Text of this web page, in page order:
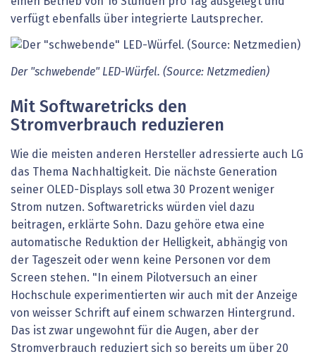
verfügt ebenfalls über integrierte Lautsprecher.
Der "schwebende" LED-Würfel. (Source: Netzmedien)
Mit Softwaretricks den
Stromverbrauch reduzieren
Wie die meisten anderen Hersteller adressierte auch LG
das Thema Nachhaltigkeit. Die nächste Generation
seiner OLED-Displays soll etwa 30 Prozent weniger
Strom nutzen. Softwaretricks würden viel dazu
beitragen, erklärte Sohn. Dazu gehöre etwa eine
automatische Reduktion der Helligkeit, abhängig von
der Tageszeit oder wenn keine Personen vor dem
Screen stehen. "In einem Pilotversuch an einer
Hochschule experimentierten wir auch mit der Anzeige
von weisser Schrift auf einem schwarzen Hintergrund.
Das ist zwar ungewohnt für die Augen, aber der
Stromverbrauch reduziert sich so bereits um über 20